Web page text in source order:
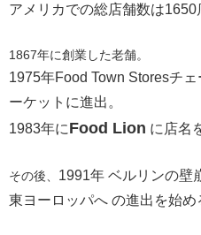
アメリカでの総店舗数は1650
1867年に創業した老舗。
1975年Food Town Storesチ
ーケットに進出。
1983年にFood Lion に店名
その後、 1991年 ベルリンの壁
東ヨーロッパへ の進出を始め